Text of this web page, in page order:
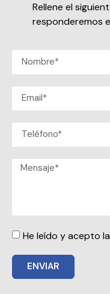
Rellene el
responderemos
He leído y acepto
ENVIAR